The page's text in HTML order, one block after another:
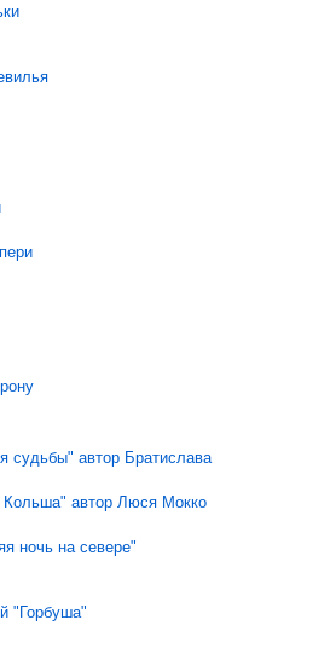
судьбы" автор Братислава
автор Люся Мокко
ночь на севере"
"Горбуша"